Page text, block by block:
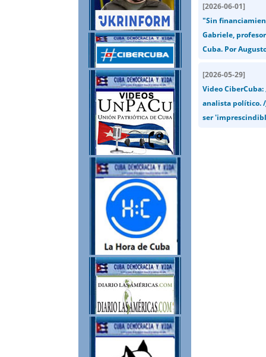
[2026-06-01]
"Sin
Gabriele,
Cuba. Por
[2026-05-29]
Video
analista político. /
ser